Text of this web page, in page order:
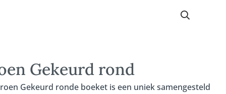
Gekeurd rond
Gekeurd ronde boeket is een uniek samengesteld